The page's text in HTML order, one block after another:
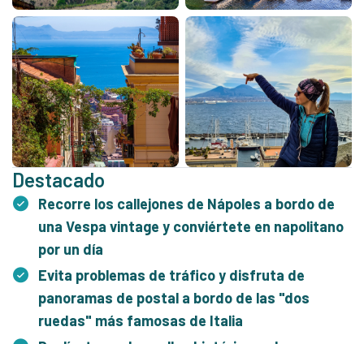
Destacado
Recorre los callejones de Nápoles a bordo de
una Vespa vintage y conviértete en napolitano
por un día
Evita problemas de tráfico y disfruta de
panoramas de postal a bordo de las "dos
ruedas" más famosas de Italia